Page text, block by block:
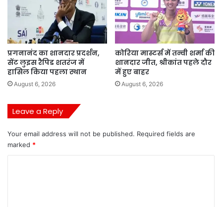
प्रगनानंद का शानदार प्रदर्शन,
सेंट लुइस रैपिड शतरंज में
हासिल किया पहला स्थान
August 6, 2026
कोरिया मास्टर्स में तन्वी शर्मा की
शानदार जीत, श्रीकांत पहले दौर
में हुए बाहर
August 6, 2026
Leave a Reply
Your email address will not be published. Required fields are
marked *